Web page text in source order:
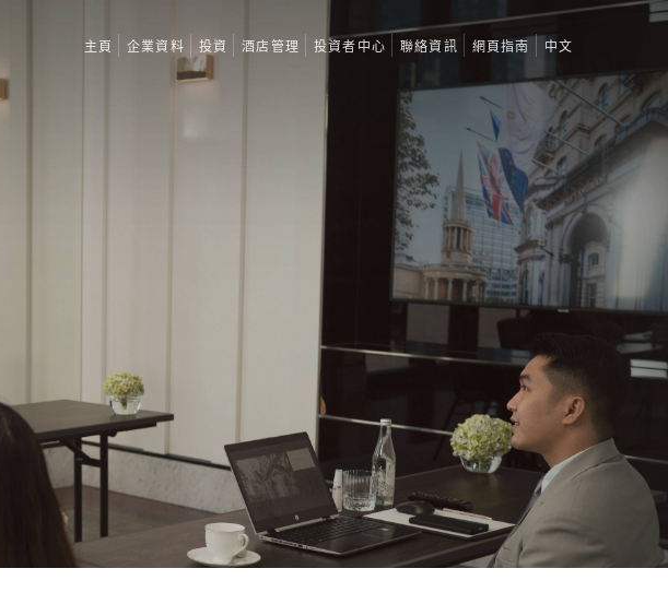
主頁 企業資料 投資 酒店管理 投資者中心 聯絡資訊 網頁指南 中文